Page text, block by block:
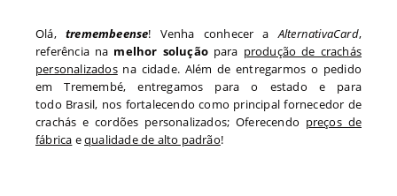
Olá, tremembeense! Venha conhecer aAlternativaCard,
referência na melhor soluçãopara produção de crachás
personalizadosna cidade. Além de entregarmos o pedido
emTremembé, entregamos para o estado e para
todo Brasil, nos fortalecendo como principal fornecedor de
crachás e cordões personalizados; Oferecendo preços de
fábrica equalidade de alto padrão!